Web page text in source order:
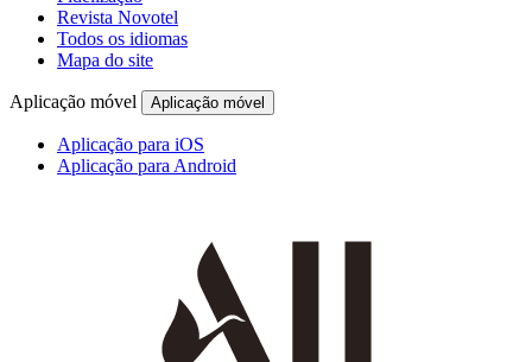
Revista Novotel
Todos os idiomas
Mapa do site
Aplicação móvel Aplicação móvel
Aplicação para iOS
Aplicação para Android